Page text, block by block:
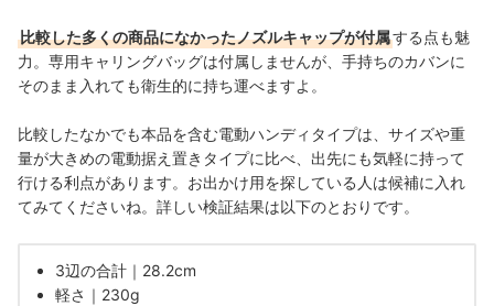
比較した多くの商品になかったノズルキャップが付属する点も魅
力。専用キャリングバッグは付属しませんが、手持ちのカバンに
そのまま入れても衛生的に持ち運べますよ。
比較したなかでも本品を含む電動ハンディタイプは、サイズや重
量が大きめの電動据え置きタイプに比べ、出先にも気軽に持って
行ける利点があります。お出かけ用を探している人は候補に入れ
てみてくださいね。 詳しい検証結果は以下のとおりです。
3辺の合計｜28.2cm
軽さ｜230g